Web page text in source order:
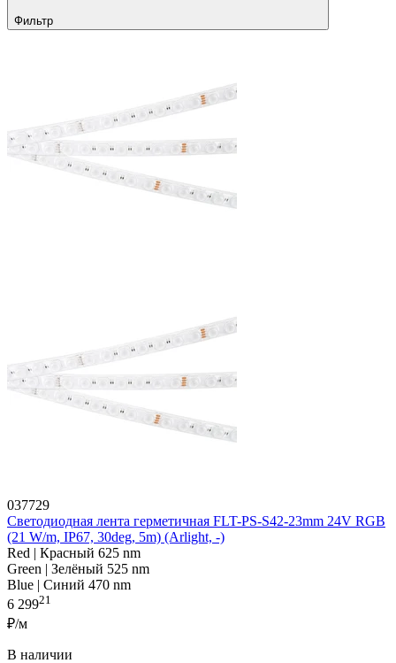
Фильтр
037729
Светодиодная лента герметичная FLT-PS-S42-23mm 24V RGB
(21 W/m, IP67, 30deg, 5m) (Arlight, -)
Red | Красный 625 nm
Green | Зелёный 525 nm
Blue | Синий 470 nm
6 29921
₽/м
В наличии